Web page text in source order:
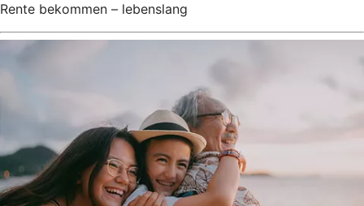
Rente bekommen – lebenslang